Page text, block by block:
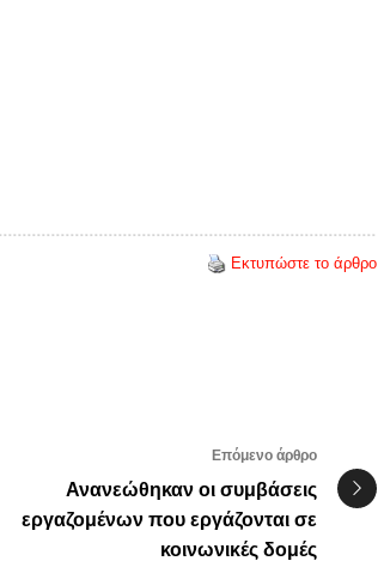
Εκτυπώστε το άρθρο
Επόμενο άρθρο
Ανανεώθηκαν οι συμβάσεις
εργαζομένων που εργάζονται σε
κοινωνικές δομές